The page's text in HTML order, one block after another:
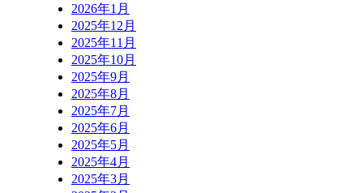
2026年1月
2025年12月
2025年11月
2025年10月
2025年9月
2025年8月
2025年7月
2025年6月
2025年5月
2025年4月
2025年3月